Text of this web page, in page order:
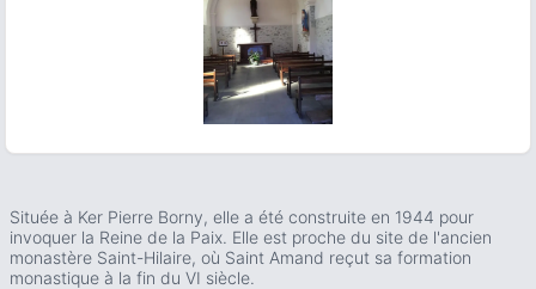
Située à Ker Pierre Borny, elle a été construite en 1944 pour
invoquer la Reine de la Paix. Elle est proche du site de l'ancien
monastère Saint-Hilaire, où Saint Amand reçut sa formation
monastique à la fin du VI siècle.